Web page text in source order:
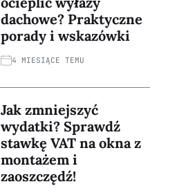
dachowe? Praktyczne
porady i wskazówki
4 MIESIĄCE TEMU
Jak zmniejszyć
wydatki? Sprawdź
stawkę VAT na okna z
montażem i
zaoszczędź!